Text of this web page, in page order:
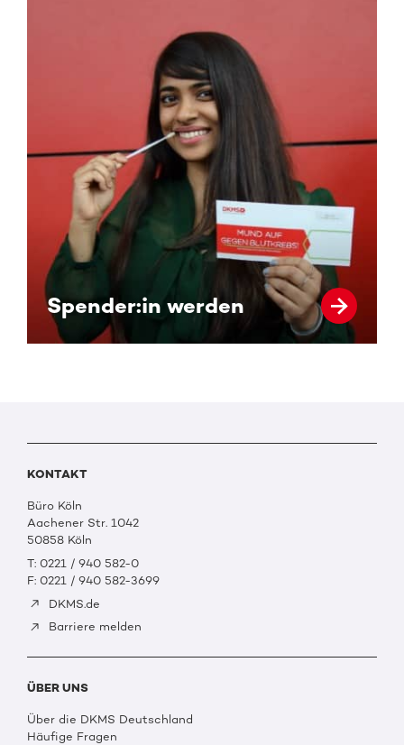
Spender:in werden
KONTAKT
Büro Köln
Aachener Str. 1042
50858 Köln
T: 0221 / 940 582-0
F: 0221 / 940 582-3699
DKMS.de
Barriere melden
ÜBER UNS
Über die DKMS Deutschland
Häufige Fragen